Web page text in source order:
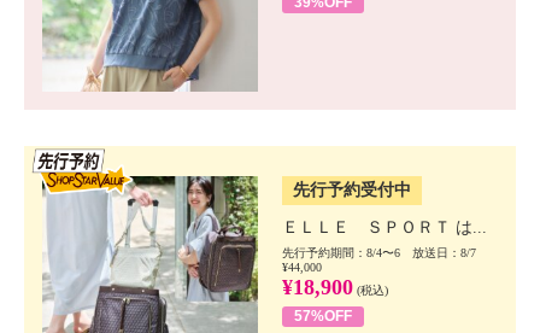
先行予約受付中
ＥＬＬＥ ＳＰＯＲＴ は...
先行予約期間：8/4〜6 放送日：8/7
¥44,000
¥18,900 (税込)
57%OFF